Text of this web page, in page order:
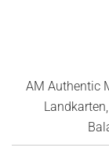
AM Authentic